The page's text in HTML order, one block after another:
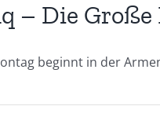
– Die
beginnt in der